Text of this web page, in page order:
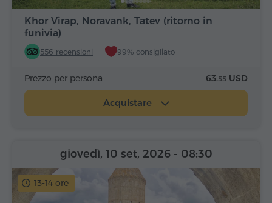
Khor Virap, Noravank, Tatev (ritorno in
funivia)
556 recensioni 99% consigliato
Prezzo per persona 63.55 USD
Acquistare
13-14 ore
giovedì, 10 set, 2026 - 08:30